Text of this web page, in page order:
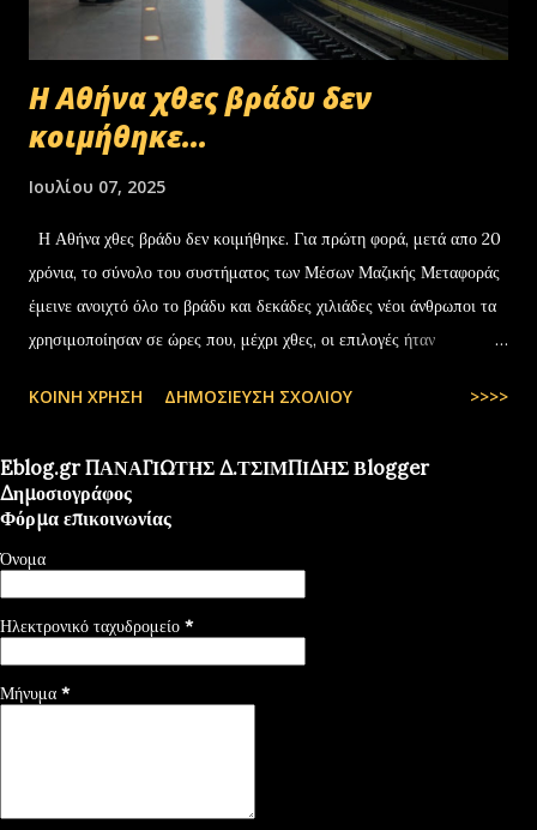
Η Αθήνα χθες βράδυ δεν
κοιμήθηκε...
Ιουλίου 07, 2025
Η Αθήνα χθες βράδυ δεν κοιμήθηκε. Για πρώτη φορά, μετά απο 20
χρόνια, το σύνολο του συστήματος των Μέσων Μαζικής Μεταφοράς
έμεινε ανοιχτό όλο το βράδυ και δεκάδες χιλιάδες νέοι άνθρωποι τα
χρησιμοποίησαν σε ώρες που, μέχρι χθες, οι επιλογές ήταν
2025
ΚΟΙΝΉ ΧΡΉΣΗ ΔΗΜΟΣΊΕΥΣΗ ΣΧΟΛΊΟΥ >>>>
Eblog.gr ΠΑΝΑΓΙΩΤΗΣ Δ.ΤΣΙΜΠΙΔΗΣ Βlogger
Δημοσιογράφος
Φόρμα επικοινωνίας
Όνομα
Ηλεκτρονικό ταχυδρομείο *
Μήνυμα *